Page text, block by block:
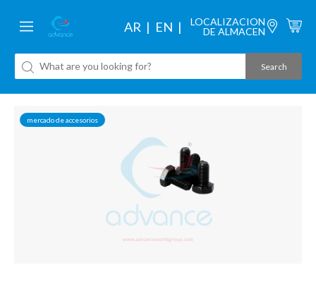
AR EN
LOCALIZACION
DE ALMACEN
mercado de accesorios